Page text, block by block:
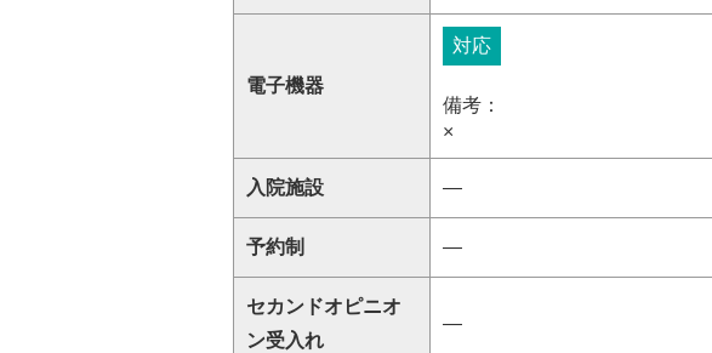
電子機器
対応
備考：
×
入院施設 ―
予約制 ―
セカンドオピニオ
ン受入れ
―